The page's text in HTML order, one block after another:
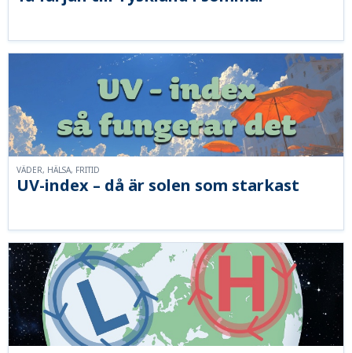
UV-index – då är solen som starkast
VÄDER, HÄLSA, FRITID